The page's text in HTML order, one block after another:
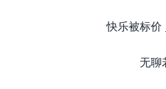
快乐被标价
无聊